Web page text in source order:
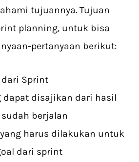
tujuannya. Tujuan
planning, untuk bisa
pertanyaan berikut:
dari Sprint
dapat disajikan dari hasil
berjalan
harus dilakukan untuk
dari sprint